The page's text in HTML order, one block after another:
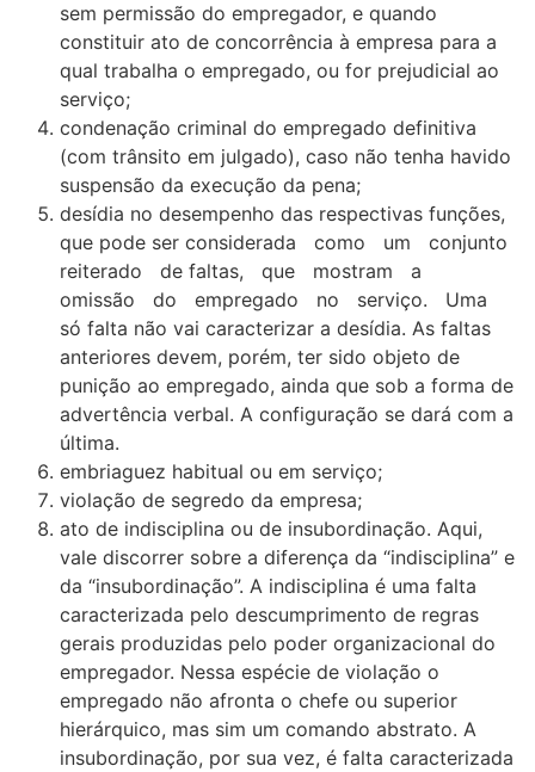
sem permissão do empregador, e quando
constituir ato de concorrência à empresa para a
qual trabalha o empregado, ou for prejudicial ao
serviço;
condenação criminal do empregado definitiva
(com trânsito em julgado), caso não tenha havido
suspensão da execução da pena;
desídia no desempenho das respectivas funções,
que pode ser considerada como um conjunto
reiterado de faltas, que mostram a
omissão do empregado no serviço. Uma
só falta não vai caracterizar a desídia. As faltas
anteriores devem, porém, ter sido objeto de
punição ao empregado, ainda que sob a forma de
advertência verbal. A configuração se dará com a
última.
embriaguez habitual ou em serviço;
violação de segredo da empresa;
ato de indisciplina ou de insubordinação. Aqui,
vale discorrer sobre a diferença da “indisciplina” e
da “insubordinação”. A indisciplina é uma falta
caracterizada pelo descumprimento de regras
gerais produzidas pelo poder organizacional do
empregador. Nessa espécie de violação o
empregado não afronta o chefe ou superior
hierárquico, mas sim um comando abstrato. A
insubordinação, por sua vez, é falta caracterizada